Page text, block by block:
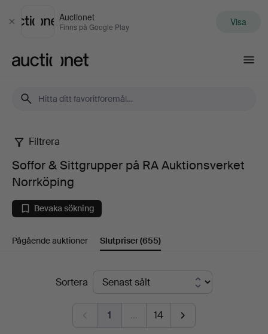
Stäng
Auctionet
Finns på Google Play Visa
Soffor
Sittgrupper
på
Auktionsverket
Norrköping
Filtrera
Soffor & Sittgrupper på RA Auktionsverket
Norrköping
Bevaka sökning
Pågående auktioner Slutpriser(655)
SlutpriserSortera
1 … 14